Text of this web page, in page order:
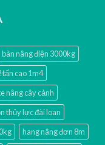
bàn nâng điện 3000kg
tấn cao 1m4
nâng cây cảnh
thủy lực đài loan
hang nâng đơn 8m